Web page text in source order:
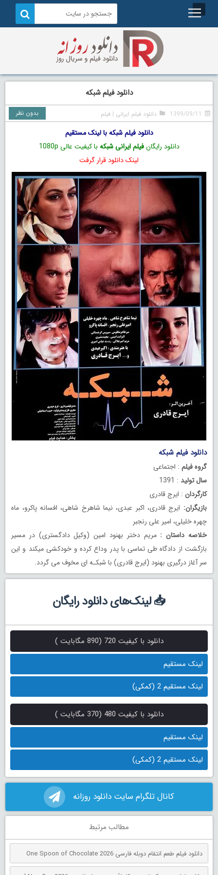
دانلود فیلم شبکه
1399/09/11 دانلود فیلم ایرانی |فیلم بدون نظر
دانلود فیلم شبکه با لینک مستقیم
دانلود رایگانفیلم ایرانی شبکه با کیفیت عالی 1080p
لینک دانلود قرار گرفت
دانلود فیلم شبکه
گروه فیلم : اجتماعی
سال تولید : 1391
کارگردان : ایرج قادری
بازیگران: ایرج قادری، اکبر عبدی، نیما شاهرخ شاهی، افسانه پاکرو، ماه
چهره خلیلی، امیر علی رنجبر
خلاصه داستان :مریم دختر بهنود امین (وکیل دادگستری) در مسیر
بازگشت از دادگاه طی تماسی با پدر وداع کرده و خودکشی میکند و این
سر آغاز درگیری بهنود (ایرج قادری) با شبکـه ای مخوف می گردد.
📥 لینک‌های دانلود رایگان
دانلود با کیفیت 720 (890 مگابایت )
لینک مستقیم
لینک مستقیم 2 (کمکی)
دانلود با کیفیت 480 (370 مگابایت )
لینک مستقیم
لینک مستقیم 2 (کمکی)
کانال تلگرام سایت دانلود روزانه
مطالب مرتبط
دانلود فیلم طعم انتقام دوبله فارسی One Spoon of Chocolate 2026